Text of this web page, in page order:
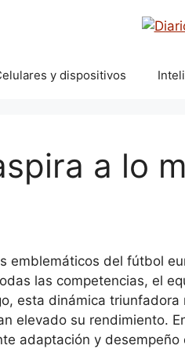
y dispositivos
a lo
emblemáticos del fútbol
las competencias, el
esta dinámica
elevado su rendimiento.
adaptación y desempeño